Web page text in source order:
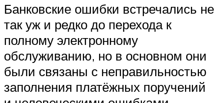
Банковские ошибки встречались не
так уж и редко до перехода к
полному электронному
обслуживанию, но в основном они
были связаны с неправильностью
заполнения платёжных поручений